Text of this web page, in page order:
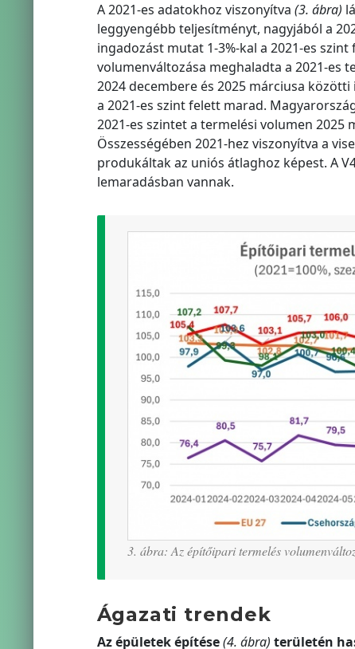
A 2021-es adatokhoz viszonyítva (3. ábra)
leggyengébb teljesítményt, nagyjából a
ingadozást mutat 1-3%-kal a 2021-es
volumenváltozása meghaladta a 2021-es
2024 decembere és 2025 márciusa
a 2021-es szint felett marad.
2021-es szintet a termelési volumen
Összességében 2021-hez viszonyítva a
produkáltak az uniós átlaghoz képest. A
lemaradásban vannak.
3. ábra: Az építőipari termelés
Ágazati trendek
Az épületek építése (4. ábra) területén